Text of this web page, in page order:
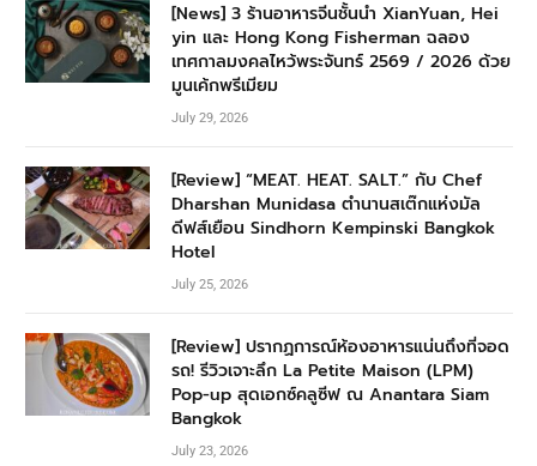
[News] 3 ร้านอาหารจีนชั้นนำ XianYuan, Hei
yin และ Hong Kong Fisherman ฉลอง
เทศกาลมงคลไหว้พระจันทร์ 2569 / 2026 ด้วย
มูนเค้กพรีเมียม
July 29, 2026
[Review] “MEAT. HEAT. SALT.” กับ Chef
Dharshan Munidasa ตำนานสเต๊กแห่งมัล
ดีฟส์เยือน Sindhorn Kempinski Bangkok
Hotel
July 25, 2026
[Review] ปรากฏการณ์ห้องอาหารแน่นถึงที่จอด
รถ! รีวิวเจาะลึก La Petite Maison (LPM)
Pop-up สุดเอกซ์คลูซีฟ ณ Anantara Siam
Bangkok
July 23, 2026